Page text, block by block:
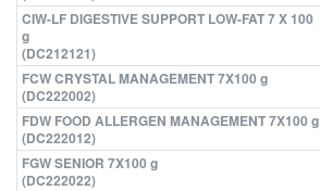
CIW-LF DIGESTIVE SUPPORT LOW-FAT 7 X 100
g
(DC212121)
FCW CRYSTAL MANAGEMENT 7X100 g
(DC222002)
FDW FOOD ALLERGEN MANAGEMENT 7X100 g
(DC222012)
FGW SENIOR 7X100 g
(DC222022)